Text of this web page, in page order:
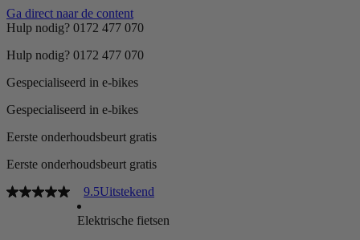
Ga direct naar de content
Hulp nodig? 0172 477 070
Hulp nodig? 0172 477 070
Gespecialiseerd in e-bikes
Gespecialiseerd in e-bikes
Eerste onderhoudsbeurt gratis
Eerste onderhoudsbeurt gratis
9.5Uitstekend
Elektrische fietsen